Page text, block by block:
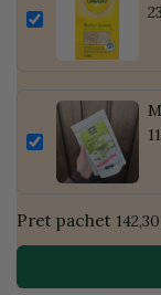
Pret pachet